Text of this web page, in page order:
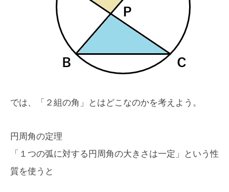
では、「２組の角」とはどこなのかを考えよう。
円周角の定理
「１つの弧に対する円周角の大きさは一定」という性
質を使うと